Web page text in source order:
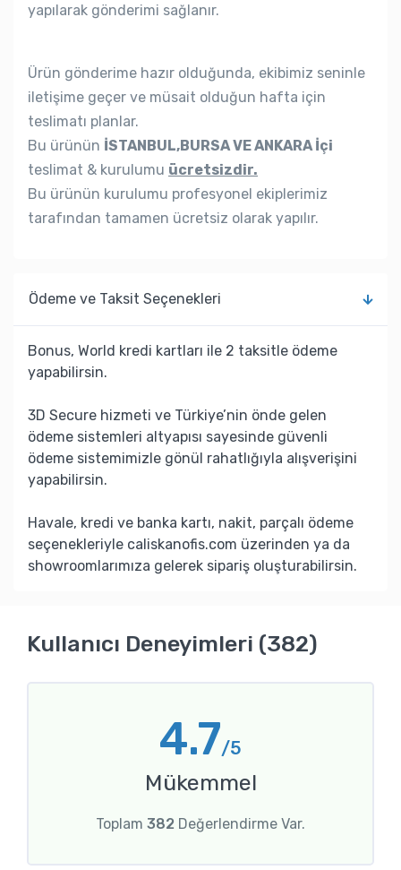
yapılarak gönderimi sağlanır.
Ürün gönderime hazır olduğunda, ekibimiz seninle
iletişime geçer ve müsait olduğun hafta için
teslimatı planlar.
Bu ürünün İSTANBUL,BURSA VE ANKARA İçi
teslimat & kurulumu ücretsizdir.
Bu ürünün kurulumu profesyonel ekiplerimiz
tarafından tamamen ücretsiz olarak yapılır.
Ödeme ve Taksit Seçenekleri
Bonus, World kredi kartları ile 2 taksitle ödeme
yapabilirsin.
3D Secure hizmeti ve Türkiye’nin önde gelen
ödeme sistemleri altyapısı sayesinde güvenli
ödeme sistemimizle gönül rahatlığıyla alışverişini
yapabilirsin.
Havale, kredi ve banka kartı, nakit, parçalı ödeme
seçenekleriyle caliskanofis.com üzerinden ya da
showroomlarımıza gelerek sipariş oluşturabilirsin.
Kullanıcı Deneyimleri (382)
4.7/5
Mükemmel
Toplam 382 Değerlendirme Var.